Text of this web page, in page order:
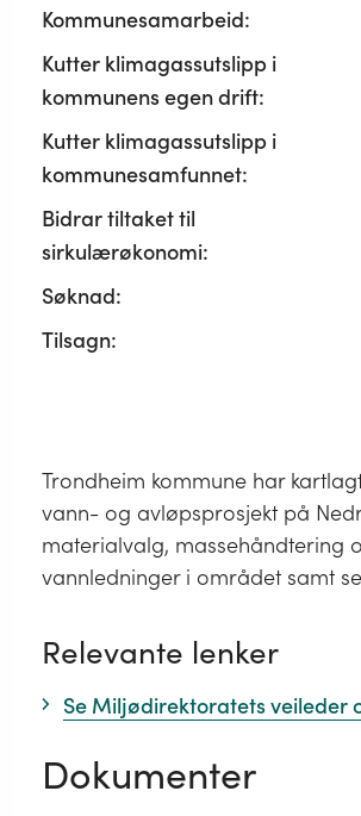
Kommunesamarbeid:
Kutter klimagassutslipp i
kommunens egen drift:
Kutter klimagassutslipp i
kommunesamfunnet:
Bidrar tiltaket til
sirkulærøkonomi:
Søknad:
Tilsagn:
Trondheim kommune har
vann- og avløpsprosjekt på
materialvalg, massehåndtering
vannledninger i området samt
Relevante lenker
Se Miljødirektoratets veileder
Dokumenter